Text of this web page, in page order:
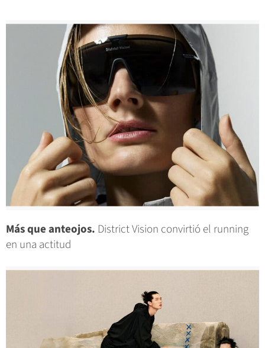
Más que anteojos. District Vision convirtió el running
en una actitud